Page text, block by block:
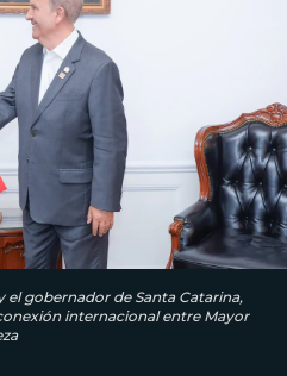
el gobernador de Santa Catarina,
internacional entre Mayor